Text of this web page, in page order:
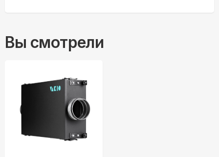
Вы смотрели